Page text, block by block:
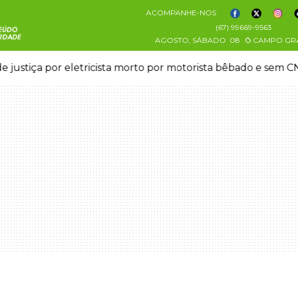
ACOMPANHE-NOS
(67) 99669-9563
AGOSTO, SÁBADO 08 CAMPO
justiça por eletricista morto por motorista bêbado e sem